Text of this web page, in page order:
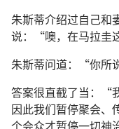
朱斯蒂介绍过自己和
说：“噢，在马拉圭
朱斯蒂问道：“你所
答案很直截了当：“
因此我们暂停聚会
个会众才暂停一切神